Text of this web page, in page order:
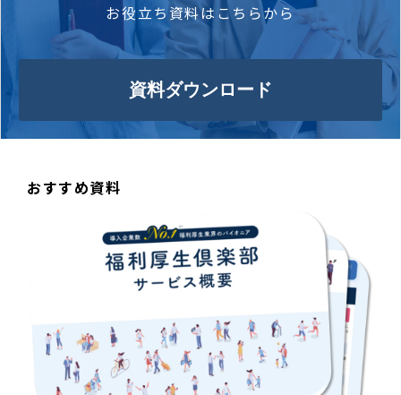
お役立ち資料はこちらから
資料ダウンロード
おすすめ資料